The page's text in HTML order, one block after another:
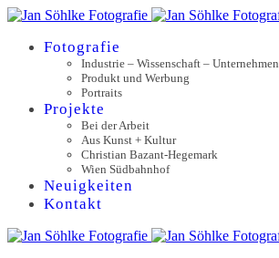
Fotografie
Industrie – Wissenschaft – Unternehmen
Produkt und Werbung
Portraits
Projekte
Bei der Arbeit
Aus Kunst + Kultur
Christian Bazant-Hegemark
Wien Südbahnhof
Neuigkeiten
Kontakt